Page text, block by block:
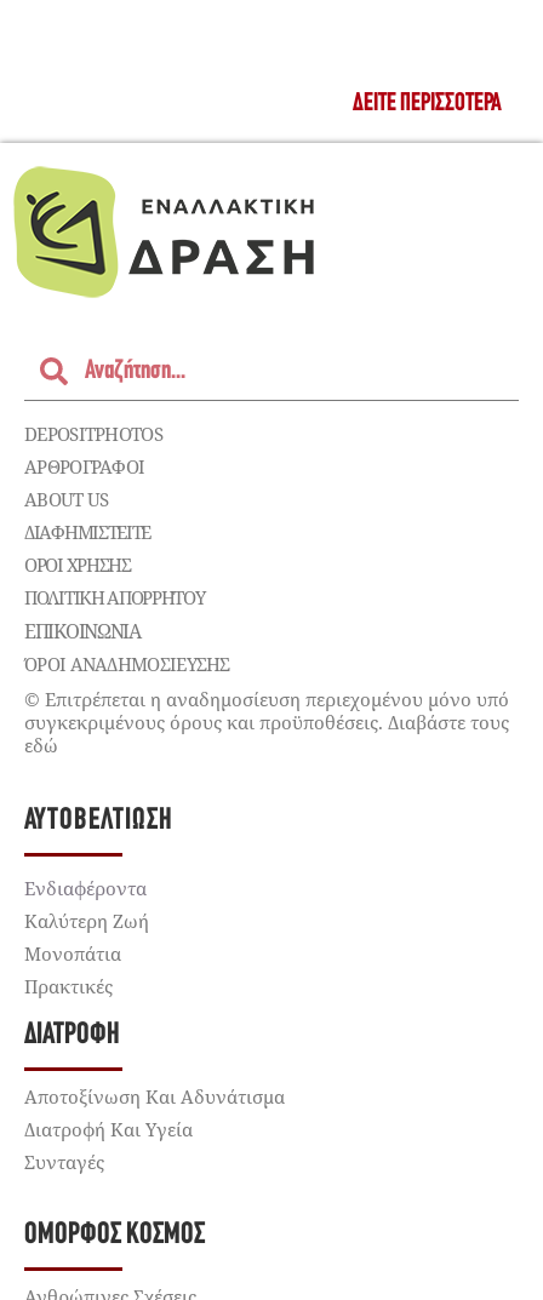
ΔΕΊΤΕ ΠΕΡΙΣΣΌΤΕΡΑ
DEPOSITPHOTOS
ΑΡΘΡΟΓΡΑΦΟΙ
ABOUT US
ΔΙΑΦΗΜΙΣΤΕΊΤΕ
ΌΡΟΙ ΧΡΉΣΗΣ
ΠΟΛΙΤΙΚΉ ΑΠΟΡΡΉΤΟΥ
ΕΠΙΚΟΙΝΩΝΊΑ
ΌΡΟΙ ΑΝΑΔΗΜΟΣΙΕΥΣΗΣ
© Επιτρέπεται η αναδημοσίευση περιεχομένου μόνο υπό
συγκεκριμένους όρους και προϋποθέσεις. Διαβάστε τους
εδώ
ΑΥΤΟΒΕΛΤΊΩΣΗ
Ενδιαφέροντα
Καλύτερη Ζωή
Μονοπάτια
Πρακτικές
ΔΙΑΤΡΟΦΉ
Αποτοξίνωση Και Αδυνάτισμα
Διατροφή Και Υγεία
Συνταγές
ΌΜΟΡΦΟΣ ΚΌΣΜΟΣ